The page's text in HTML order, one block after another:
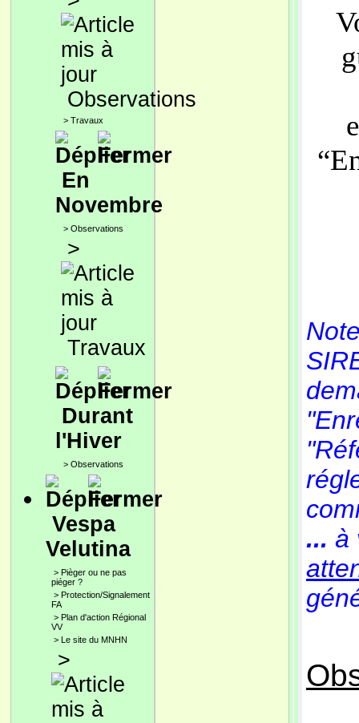
Observations
> Travaux
En
Novembre
> Observations
>
Travaux
Durant
l'Hiver
> Observations
Vespa
Velutina
> Pièger ou ne pas
piéger ?
> Protection/Signalement
FA
> Plan d'action Régional
VV
> Le site du MNHN
>
“
... à